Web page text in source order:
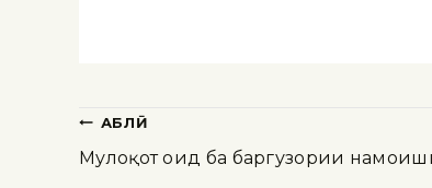
ҚАБЛӢ
Мулоқот оид ба баргузории